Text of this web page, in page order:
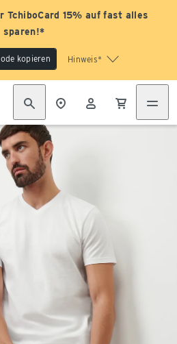
TchiboCard 15% auf fast alles
sparen!*
kopieren Hinweis*